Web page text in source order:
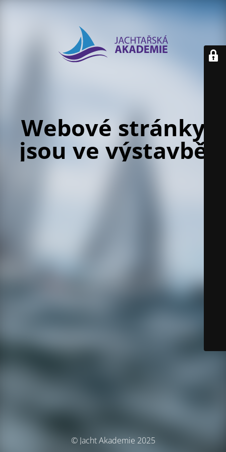
Webové stránky
jsou ve výstavbě
© Jacht Akademie 2025